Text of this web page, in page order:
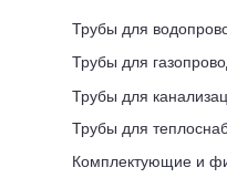
г.
АДРЕС
ВРЕМЯ РАБОТЫ
Трубы для
Трубы для
Трубы для
Трубы для
Комплектующие и